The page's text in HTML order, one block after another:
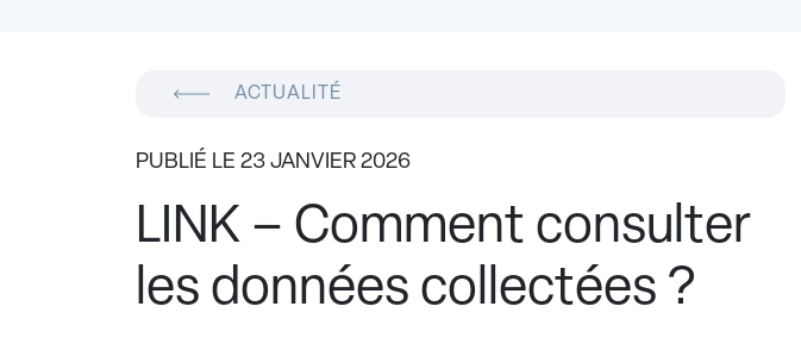
ACTUALITÉ
PUBLIÉ LE 23 JANVIER 2026
LINK – Comment consulter
les données collectées ?